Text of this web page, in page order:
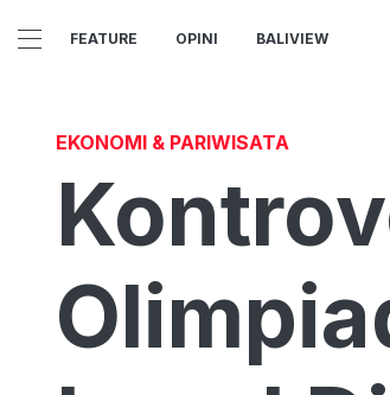
FEATURE OPINI BALIVIEW
EKONOMI & PARIWISATA